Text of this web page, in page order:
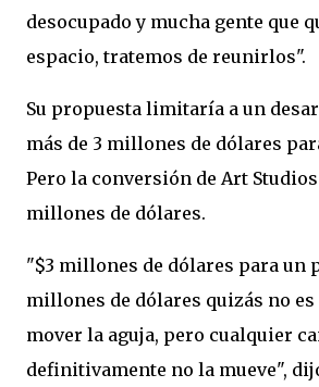
desocupado y mucha gente que
espacio, tratemos de reunirlos".
Su propuesta limitaría a un
más de 3 millones de dólares
Pero la conversión de Art Studios
millones de dólares.
"$3 millones de dólares para un
millones de dólares quizás no
mover la aguja, pero cualquier
definitivamente no la mueve",